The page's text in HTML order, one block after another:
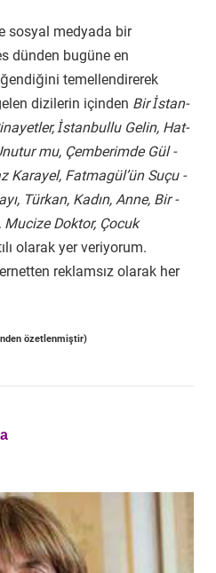
sosyal medyada bir
dünden bugüne en
temellendirerek
dizilerin içinden Bir İs­tan­
İs­tan­bull­u ­Gel­in, Hat­
­mu, Çemb­er­im­de ­Gül
Kar­ay­el, Fatm­ag­ül’ün ­Su­çu
Tür­kan, Kad­ın, Anne, Bir
­Doktor, Çocuk
olarak yer veriyorum.
reklamsız olarak her
özetlenmiştir)